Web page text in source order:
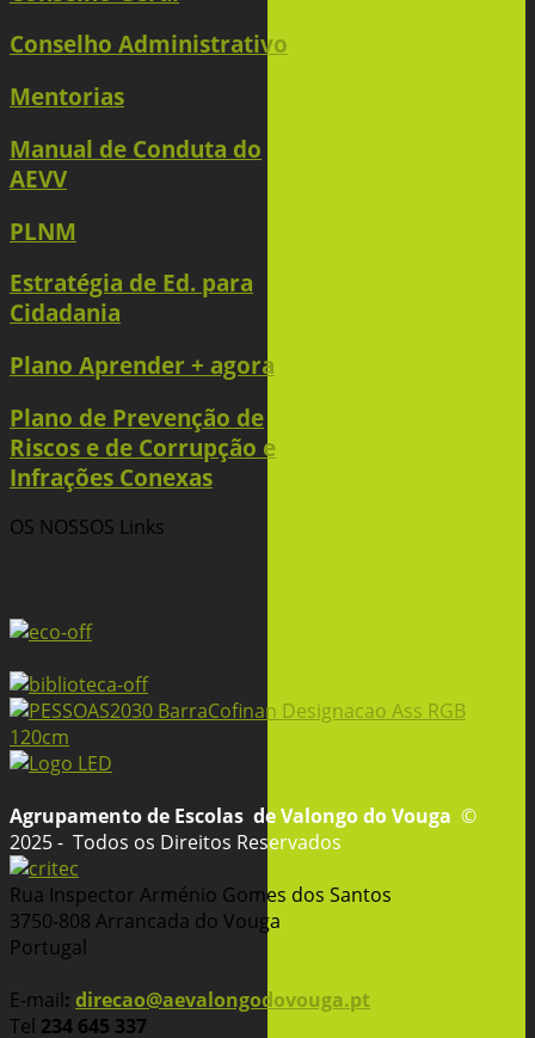
Conselho Administrativo
Mentorias
Manual de Conduta do
AEVV
PLNM
Estratégia de Ed. para
Cidadania
Plano Aprender + agora
Plano de Prevenção de
Riscos e de Corrupção e
Infrações Conexas
OS NOSSOS Links
Agrupamento de Escolas de Valongo do Vouga ©
2025 - Todos os Direitos Reservados
Rua Inspector Arménio Gomes dos Santos
3750-808 Arrancada do Vouga
Portugal
E-mail: direcao@aevalongodovouga.pt
Tel 234 645 337